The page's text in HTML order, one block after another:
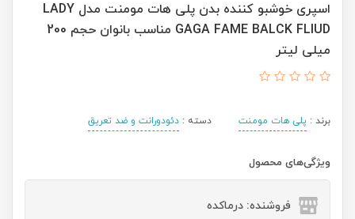
اسپری خوشبو کننده بدن پلی هات مومنت مدل LADY
GAGA FAME BALCK FLIUD مناسب بانوان حجم 200
میلی لیتر
برند : پلی هات مومنت دسته : دئودورانت و ضد تعریق
ویژگی‌های محصول
فروشنده: درماکده